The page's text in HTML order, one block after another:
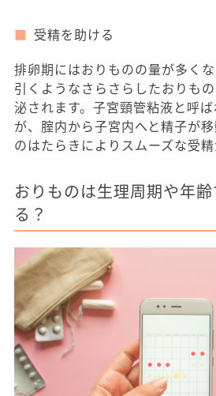
受精を助ける
排卵期にはおりものの量が多く
引くようなさらさらしたおりも
泌されます。子宮頸管粘液と呼
が、腟内から子宮内へと精子が
のはたらきによりスムーズな受精
おりものは生理周期や年
る？